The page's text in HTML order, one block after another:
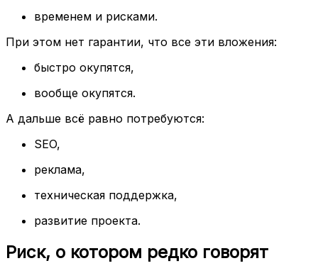
временем и рисками.
При этом нет гарантии, что все эти вложения:
быстро окупятся,
вообще окупятся.
А дальше всё равно потребуются:
SEO,
реклама,
техническая поддержка,
развитие проекта.
Риск, о котором редко говорят